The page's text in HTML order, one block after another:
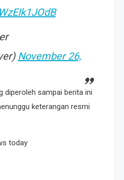
November 26,
diperoleh sampai berita ini
keterangan resmi
today